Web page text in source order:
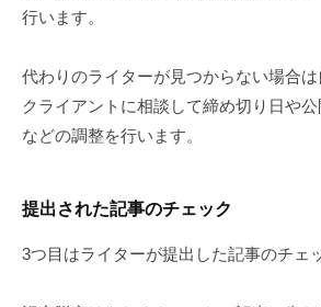
行います。
代わりのライターが見つからない場合は
クライアントに相談して締め切り日や
などの調整を行います。
提出された記事のチェック
3つ目はライターが提出した記事のチェ